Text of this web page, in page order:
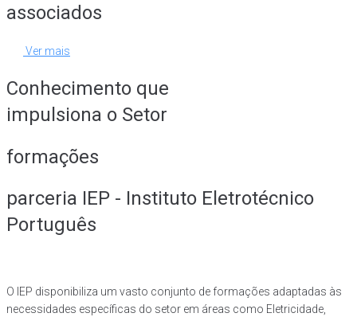
associados
Ver mais
Conhecimento que
impulsiona o Setor
formações
parceria IEP - Instituto Eletrotécnico
Português
O IEP disponibiliza um vasto conjunto de formações adaptadas às
necessidades específicas do setor em áreas como Eletricidade,